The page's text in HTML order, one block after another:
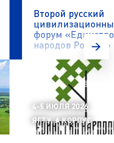
Второй русский
форум «Единство
народов России»
4-5 ИЮЛЯ 2026
ЯГТУ, А КОРПУС